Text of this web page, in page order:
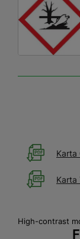
Karta
Karta
High-contrast